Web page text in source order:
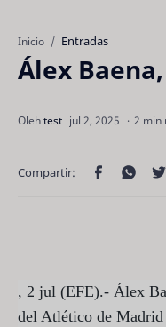
Inicio Entradas
Álex
2 min
, 2 jul (EFE).- Álex
del Atlético de